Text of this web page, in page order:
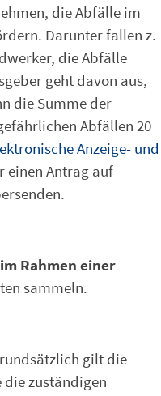
die Abfälle im
Darunter fallen z.
die Abfälle
geht davon aus,
die Summe der
Abfällen 20
Anzeige- und
einen Antrag auf
im Rahmen einer
sammeln.
gilt die
zuständigen